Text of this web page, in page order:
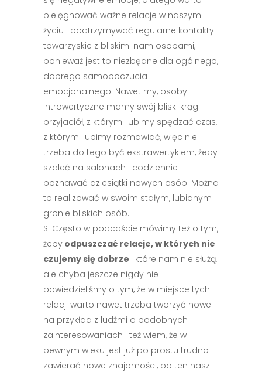
pielęgnować ważne relacje w naszym
życiu i podtrzymywać regularne kontakty
towarzyskie z bliskimi nam osobami,
ponieważ jest to niezbędne dla ogólnego,
dobrego samopoczucia
emocjonalnego. Nawet my, osoby
introwertyczne mamy swój bliski krąg
przyjaciół, z którymi lubimy spędzać czas,
z którymi lubimy rozmawiać, więc nie
trzeba do tego być ekstrawertykiem, żeby
szaleć na salonach i codziennie
poznawać dziesiątki nowych osób. Można
to realizować w swoim stałym, lubianym
gronie bliskich osób.
S: Często w podcaście mówimy też o tym,
żeby odpuszczać relacje, w których nie
czujemy się dobrze i które nam nie służą,
ale chyba jeszcze nigdy nie
powiedzieliśmy o tym, że w miejsce tych
relacji warto nawet trzeba tworzyć nowe
na przykład z ludźmi o podobnych
zainteresowaniach i też wiem, że w
pewnym wieku jest już po prostu trudno
zawierać nowe znajomości, bo ten nasz